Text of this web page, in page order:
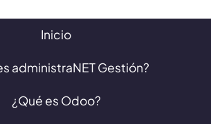
Inicio
administraNET Gestión?
¿Qué es Odoo?